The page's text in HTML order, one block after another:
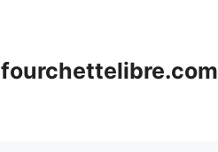
fourchettelibre.com